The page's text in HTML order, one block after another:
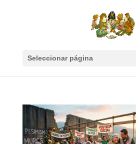
Seleccionar página